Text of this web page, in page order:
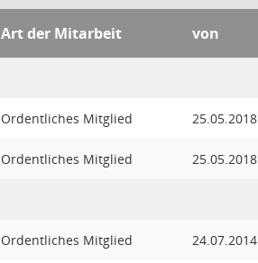
Art der Mitarbeit von
Ordentliches Mitglied 25.05.2018
Ordentliches Mitglied 25.05.2018
Ordentliches Mitglied 24.07.2014